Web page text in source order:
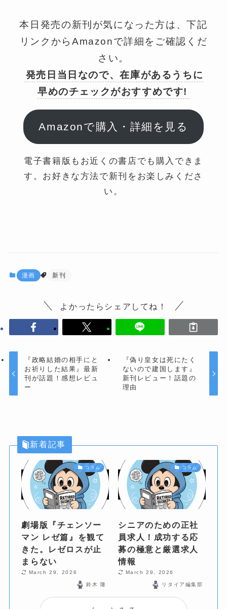
本日発売の新刊が気になった方は、下記
リンクからAmazonで詳細をご確認くだ
さい。
発売日当日なので、在庫があるうちに
早めのチェックがおすすめです!
Amazonで購入・詳細を見る
電子書籍版もお近くの書店でも購入できま
す。お好きな方法で新刊をお楽しみくださ
い。
漫画 新刊
よかったらシェアしてね！
『政略結婚の相手にと
お祈りした結果』最新
刊が話題！感想レビュ
ー
『偽り皇女は死にたく
ないので建国します』
新刊レビュー！話題の
理由
新着記事
コラム
劇場版『チェンソー
マン レゼ篇』を観て
きた。レゼロスが止
まらない
March 29, 2026
鈴木 隆
コラム
シニアのための正社
員求人！成功する応
募の極意と厳選求人
情報
March 29, 2026
リタイア編集部